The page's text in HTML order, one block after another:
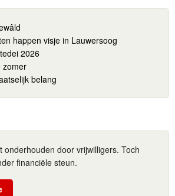
happen visje in Lauwersoog
2026
zomer
belang
onderhouden door vrijwilligers. Toch
financiële steun.